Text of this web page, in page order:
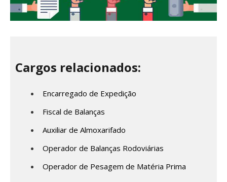
Cargos relacionados:
Encarregado de Expedição
Fiscal de Balanças
Auxiliar de Almoxarifado
Operador de Balanças Rodoviárias
Operador de Pesagem de Matéria Prima